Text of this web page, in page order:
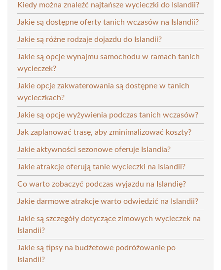
Kiedy można znaleźć najtańsze wycieczki do Islandii?
Jakie są dostępne oferty tanich wczasów na Islandii?
Jakie są różne rodzaje dojazdu do Islandii?
Jakie są opcje wynajmu samochodu w ramach tanich
wycieczek?
Jakie opcje zakwaterowania są dostępne w tanich
wycieczkach?
Jakie są opcje wyżywienia podczas tanich wczasów?
Jak zaplanować trasę, aby zminimalizować koszty?
Jakie aktywności sezonowe oferuje Islandia?
Jakie atrakcje oferują tanie wycieczki na Islandii?
Co warto zobaczyć podczas wyjazdu na Islandię?
Jakie darmowe atrakcje warto odwiedzić na Islandii?
Jakie są szczegóły dotyczące zimowych wycieczek na
Islandii?
Jakie są tipsy na budżetowe podróżowanie po
Islandii?